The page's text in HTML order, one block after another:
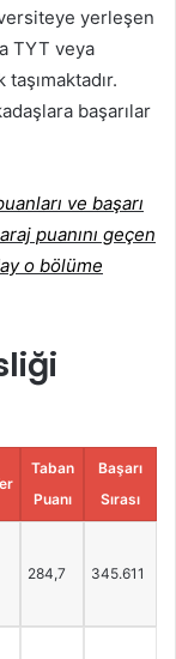
yerleşen
TYT veya
başarılar
ve başarı
puanını geçen
o bölüme
Taban
Puanı
Başarı
Sırası
284,7 345.611